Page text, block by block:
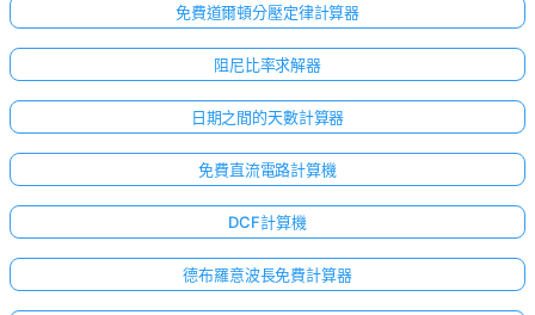
免費道爾頓分壓定律計算器
阻尼比率求解器
日期之間的天數計算器
免費直流電路計算機
DCF計算機
德布羅意波長免費計算器